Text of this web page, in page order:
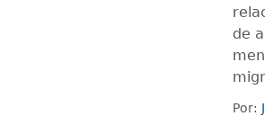
de
Por: